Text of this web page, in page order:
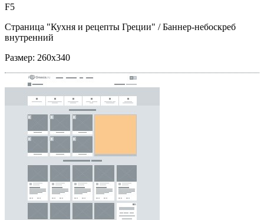
F5
Страница "Кухня и рецепты Греции" / Баннер-небоскреб
внутренний
Размер: 260x340